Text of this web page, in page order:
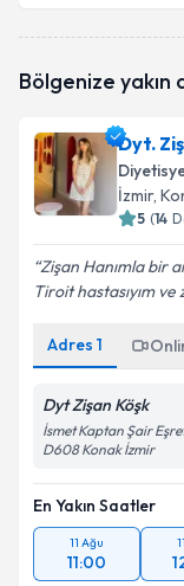
Bölgenize
Dyt.
İzmir,
5 (14
Zişan Hanımla bir
Tiroit hastasıyım ve
Adres 1
Dyt Zişan Köşk
İsmet Kaptan Şair
D608 Konak İzmir
En Yakın Saatler
11 Ağu
11:00